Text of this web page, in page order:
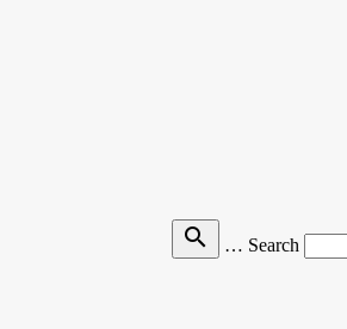
Search …
search